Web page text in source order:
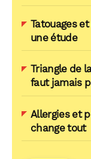
Tatouages
une étude
Triangle de
faut jamais
Allergies et
change tout